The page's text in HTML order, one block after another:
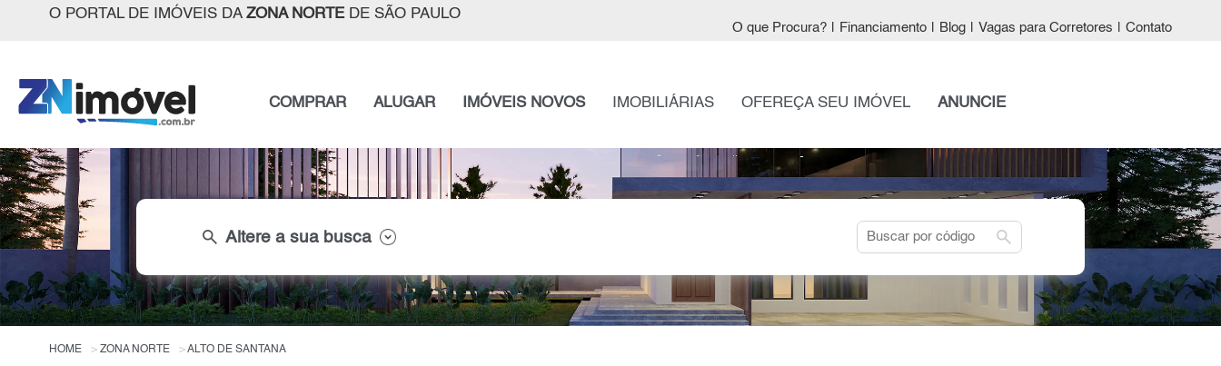
O PORTAL DE IMÓVEIS DA ZONA NORTEDE SÃO PAULO
O que Procura? Financiamento Blog Vagas para Corretores Contato
COMPRAR ALUGAR IMÓVEIS NOVOS IMOBILIÁRIAS OFEREÇA SEU IMÓVEL ANUNCIE
search Altere a sua busca search
HOME ZONA NORTE ALTO DE SANTANA